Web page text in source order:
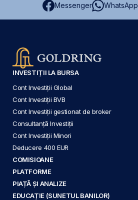
Messenger WhatsApp
INVESTIȚII LA BURSA
Cont Investiții Global
Cont Investiții BVB
Cont Investiții gestionat de broker
Consultanță Investiții
Cont Investiții Minori
Deducere 400 EUR
COMISIOANE
PLATFORME
PIAȚĂ ȘI ANALIZE
EDUCAȚIE (SUNETUL BANILOR)